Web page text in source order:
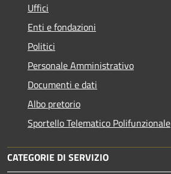
Uffici
Enti e fondazioni
Politici
Personale Amministrativo
Documenti e dati
Albo pretorio
Sportello Telematico Polifunzionale
CATEGORIE DI SERVIZIO